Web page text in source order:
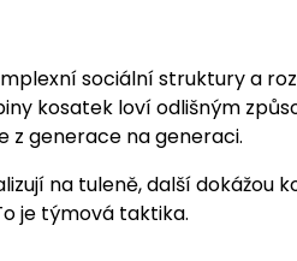
sociální struktury a
kosatek loví odlišným
z generace na generaci.
na tuleně, další dokážou
je týmová taktika.